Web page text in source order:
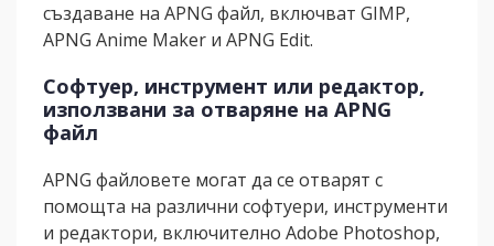
създаване на APNG файл, включват GIMP,
APNG Anime Maker и APNG Edit.
Софтуер, инструмент или редактор,
използвани за отваряне на APNG
файл
APNG файловете могат да се отварят с
помощта на различни софтуери, инструменти
и редактори, включително Adobe Photoshop,